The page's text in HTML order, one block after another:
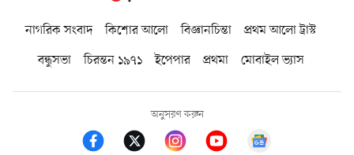
নাগরিক সংবাদ কিশোর আলো বিজ্ঞানচিন্তা
প্রথম আলো ট্রাস্ট
বন্ধুসভা
চিরন্তন ১৯৭১ ইপেপার প্রথমা মোবাইল ভ্যাস
অনুসরণ করুন